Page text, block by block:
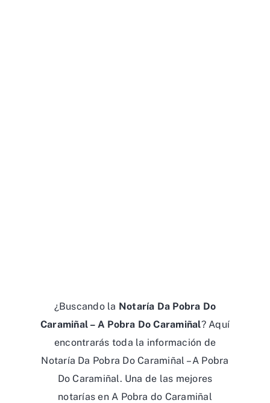
¿Buscando la Notaría Da Pobra Do
Caramiñal – A Pobra Do Caramiñal? Aquí
encontrarás toda la información de
Notaría Da Pobra Do Caramiñal – A Pobra
Do Caramiñal. Una de las mejores
notarías en A Pobra do Caramiñal